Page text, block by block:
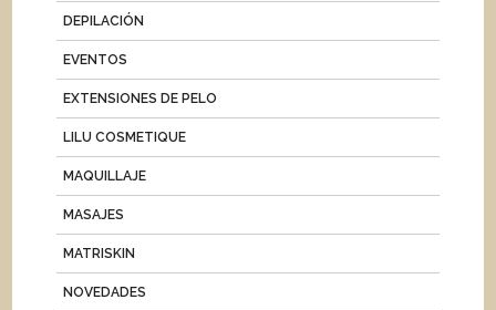
DEPILACIÓN
EVENTOS
EXTENSIONES DE PELO
LILU COSMETIQUE
MAQUILLAJE
MASAJES
MATRISKIN
NOVEDADES